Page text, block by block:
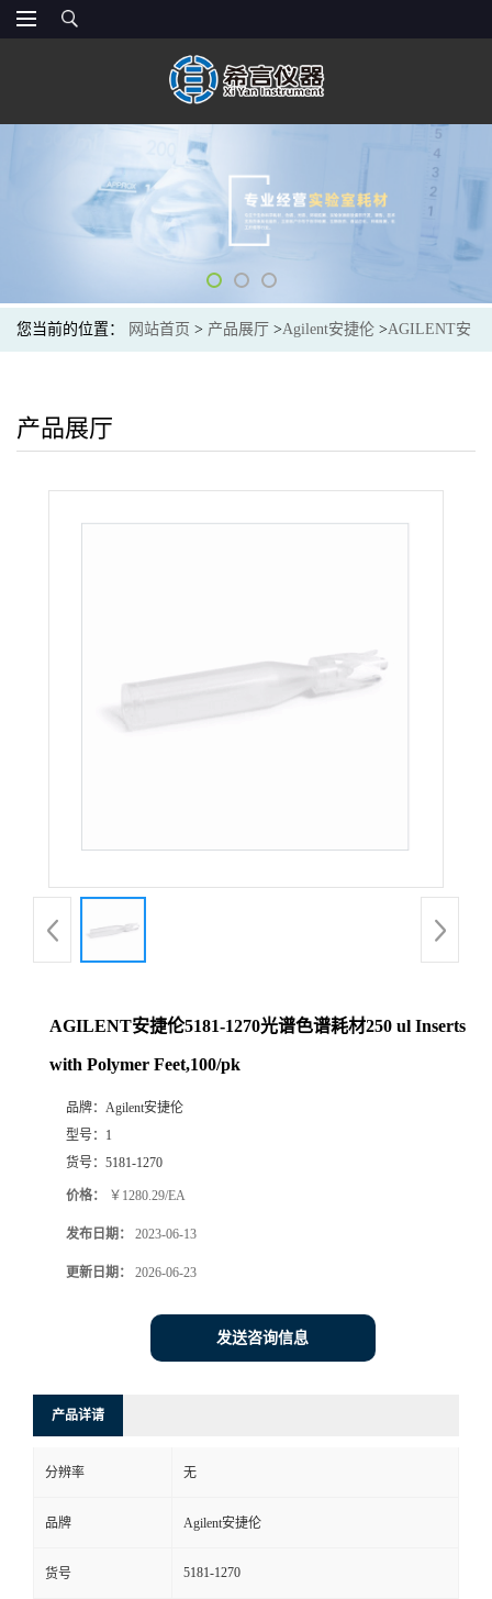
您当前的位置： 网站首页 > 产品展厅 >Agilent安捷伦 >AGILENT安
产品展厅
AGILENT安捷伦5181-1270光谱色谱耗材250 ul Inserts
with Polymer Feet,100/pk
品牌： Agilent安捷伦
型号： 1
货号： 5181-1270
价格： ￥1280.29/EA
发布日期： 2023-06-13
更新日期： 2026-06-23
发送咨询信息
产品详请
分辨率 无
品牌 Agilent安捷伦
货号 5181-1270